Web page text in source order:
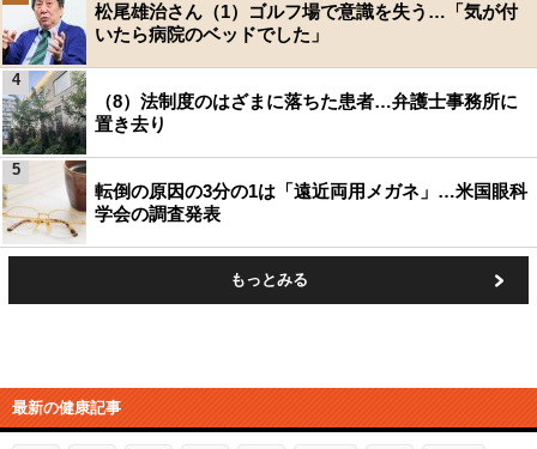
松尾雄治さん（1）ゴルフ場で意識を失う…「気が付
いたら病院のベッドでした」
（8）法制度のはざまに落ちた患者…弁護士事務所に
置き去り
4
転倒の原因の3分の1は「遠近両用メガネ」…米国眼科
学会の調査発表
5
もっとみる
最新の健康記事